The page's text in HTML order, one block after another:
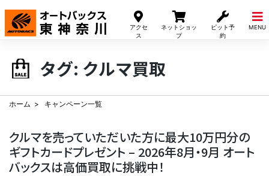
アクセ
ス
ネットショッ
プ
ピット予
約
MENU
Skip
content
タグ: クルマ買取
ホーム キャンペーン一覧
クルマを売っていただいた方に最大10万円分の
ギフトカードプレゼント – 2026年8月・9月 オート
バックスは高価買取に挑戦中！